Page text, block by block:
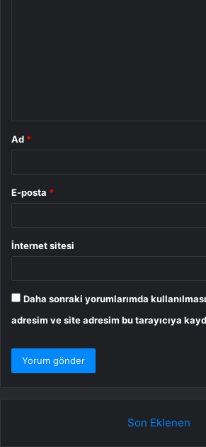
Ad *
E-posta *
İnternet sitesi
Daha sonraki yorumlarımda
adresim ve site adresim bu tarayıcıya
Son Eklenen